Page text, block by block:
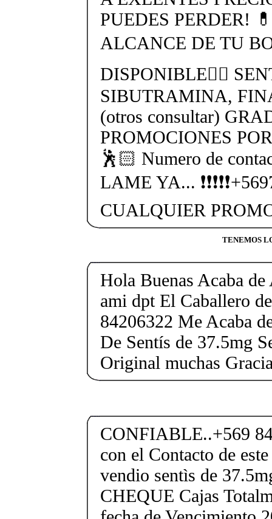
PUEDES PERDER!
ALCANCE DE TU
DISPONIBLE👉🏻
SIBUTRAMINA,
(otros consultar)
PROMOCIONES
🕺🏻 Numero de
LAME YA...
CUALQUIER
TENEMOS
Hola Buenas Acaba
ami dpt El Caballero
84206322 Me Acaba
De Sentís de 37.5mg
Original muchas
CONFIABLE..+569
con el Contacto de
vendio sentìs de
CHEQUE Cajas